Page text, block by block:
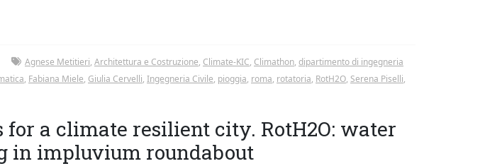
Agnese Metitieri, Architettura e Costruzione, Climate-KIC, Climathon, dipartimento di ingegneria
, Fabiana Miele, Giulia Cervelli, Ingegneria Civile, pioggia, roma, rotatoria, RotH2O, Serena Piselli,
for a climate resilient city. RotH2O: water
in impluvium roundabout